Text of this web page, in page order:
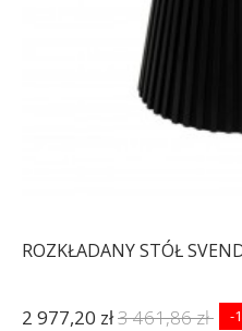
ROZKŁADANY STÓŁ
2 977,20 zł3 461,86 zł -